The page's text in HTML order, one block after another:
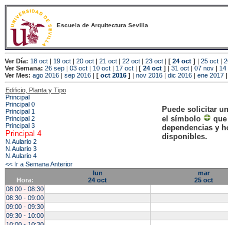
Escuela de Arquitectura Sevilla
Ver Día: 18 oct | 19 oct | 20 oct | 21 oct | 22 oct | 23 oct | [ 24 oct ] | 25 oct |
Ver Semana: 26 sep | 03 oct | 10 oct | 17 oct | [ 24 oct ] | 31 oct | 07 nov | 14
Ver Mes: ago 2016 | sep 2016 | [ oct 2016 ] | nov 2016 | dic 2016 | ene 2017 |
Edificio, Planta y Tipo
Principal
Principal 0
Principal 1
Principal 2
Principal 3
Principal 4
N.Aulario 2
N.Aulario 3
N.Aulario 4
Puede solicitar
el símbolo
dependencias y
disponibles.
<< Ir a Semana Anterior
Hora:
lun
24 oct
mar
25 oct
08:00 - 08:30
08:30 - 09:00
09:00 - 09:30
09:30 - 10:00